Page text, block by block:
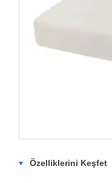
Özelliklerini Keşfet